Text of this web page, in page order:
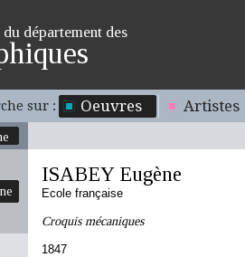
département des
sur : Oeuvres Artistes
ISABEY Eugène
Ecole française
Croquis mécaniques
1847